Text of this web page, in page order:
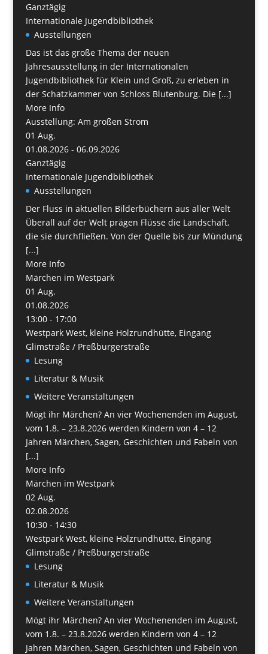
Ganztägig
Internationale Jugendbibliothek
Ausstellungen
Das ist das große Thema der neuen
Jahresausstellung in der Internationalen
Jugendbibliothek für Klein und Groß, zu erleben in
der Schatzkammer von Schloss Blutenburg. Die [...]
More Info
Ausstellung: Am großen Strom
01 Aug.
01.08.2026 - 06.09.2026
Ganztägig
Internationale Jugendbibliothek
Ausstellungen
Der Fluss in aktuellen Bilderbüchern aus aller Welt
Überall auf der Welt prägen Flüsse die Landschaft,
die sie durchfließen. Von der Quelle bis zur Mündung
[...]
More Info
Märchen im Westpark
01 Aug.
01.08.2026
13:00 - 17:00
Westpark West, kleine Holzrundhütte, Eingang
Glimstraße / Preßburgerstraße
Lesung
Literatur & Musik
Weitere Veranstaltungen
Mögt ihr Märchen? An vier Wochenenden im August,
vom 1.8. – 23.8.2026 werden Kindern von 4 – 12
Jahren Märchen, Sagen, Geschichten und Fabeln von
[...]
More Info
Märchen im Westpark
02 Aug.
02.08.2026
10:30 - 14:30
Westpark West, kleine Holzrundhütte, Eingang
Glimstraße / Preßburgerstraße
Lesung
Literatur & Musik
Weitere Veranstaltungen
Mögt ihr Märchen? An vier Wochenenden im August,
vom 1.8. – 23.8.2026 werden Kindern von 4 – 12
Jahren Märchen, Sagen, Geschichten und Fabeln von